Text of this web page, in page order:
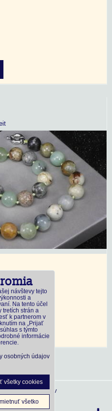
osobných údajov
návštevy tejto
a
Na tento účel
tretích strán a
k partnerom v
na „Prijať
s týmto
informácie
osobných údajov
všetky cookies
všetko